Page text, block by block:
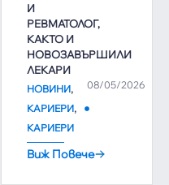
И
РЕВМАТОЛОГ,
КАКТО И
НОВОЗАВЪРШИЛИ
ЛЕКАРИ
08/05/2026
НОВИНИ,
КАРИЕРИ,
КАРИЕРИ
Виж Повече